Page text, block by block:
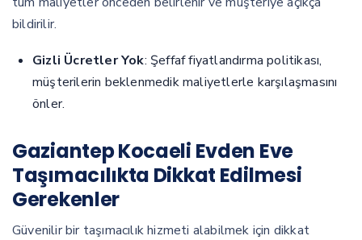
bildirilir.
Gizli Ücretler Yok: Şeffaf fiyatlandırma politikası,
müşterilerin beklenmedik maliyetlerle karşılaşmasını
önler.
Gaziantep Kocaeli Evden Eve
Taşımacılıkta Dikkat Edilmesi
Gerekenler
Güvenilir bir taşımacılık hizmeti alabilmek için dikkat